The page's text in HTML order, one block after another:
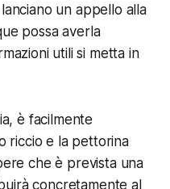
un appello alla
possa averla
utili si metta in
è facilmente
riccio e la pettorina
che è prevista una
concretamente al